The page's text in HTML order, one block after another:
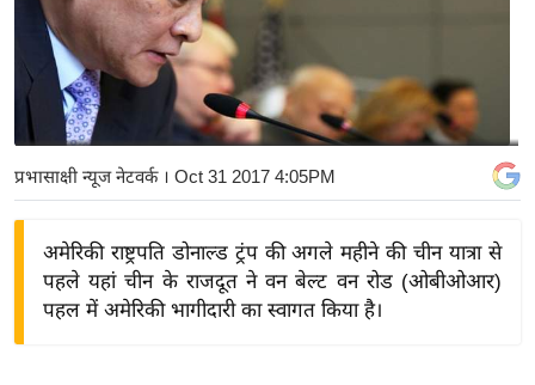
अं
र्रा
ष्ट्री
य
बि
ज़
प्रभासाक्षी न्यूज नेटवर्क। Oct 31 2017 4:05PM
अमेरिकी राष्ट्रपति डोनाल्ड ट्रंप की अगले महीने की चीन यात्रा से
पहले यहां चीन के राजदूत ने वन बेल्ट वन रोड (ओबीओआर)
पहल में अमेरिकी भागीदारी का स्वागत किया है।